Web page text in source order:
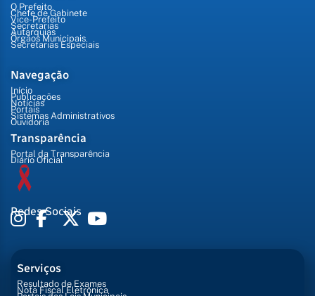
O Prefeito
Chefe de Gabinete
Vice-Prefeito
Secretarias
Autarquias
Órgãos Municipais
Secretarias Especiais
Navegação
Início
Publicações
Notícias
Portais
Sistemas Administrativos
Ouvidoria
Transparência
Portal da Transparência
Diário Oficial
Redes Sociais
Serviços
Resultado de Exames
Nota Fiscal Eletrônica